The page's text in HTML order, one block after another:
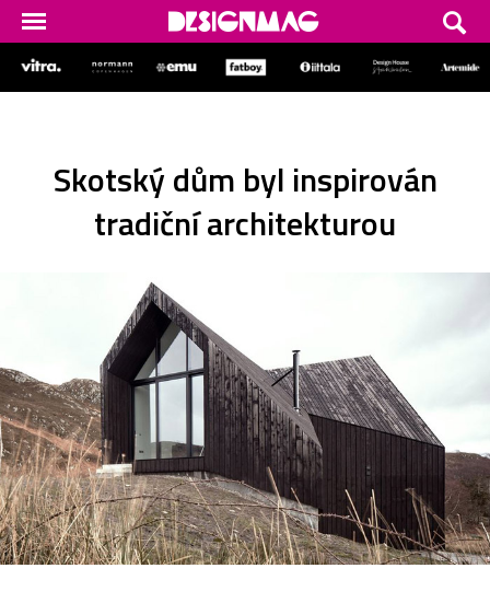
Skotský dům byl inspirován
tradiční architekturou